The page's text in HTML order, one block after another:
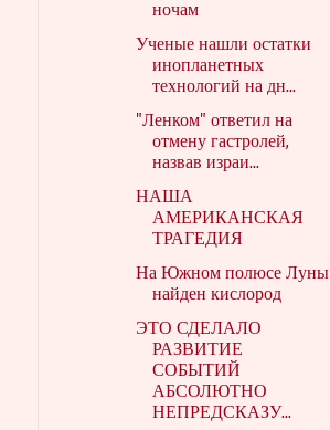
ночам
Ученые нашли остатки
инопланетных
технологий на дн...
"Ленком" ответил на
отмену гастролей,
назвав израи...
НАША
АМЕРИКАНСКАЯ
ТРАГЕДИЯ
На Южном полюсе Луны
найден кислород
ЭТО СДЕЛАЛО
РАЗВИТИЕ
СОБЫТИЙ
АБСОЛЮТНО
НЕПРЕДСКАЗУ...